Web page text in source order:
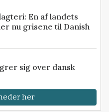
En af landets
nu grisene til Danish
sig over dansk
her